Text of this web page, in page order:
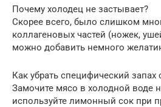
Почему холодец не застывает?
Скорее всего, было слишком
коллагеновых частей (ножек,
можно добавить немного
Как убрать специфический
Замочите мясо в холодной воде
используйте лимонный сок при